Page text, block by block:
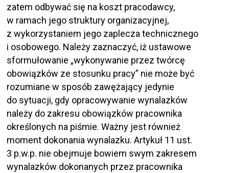
zatem odbywać się na koszt pracodawcy,
w ramach jego struktury organizacyjnej,
z wykorzystaniem jego zaplecza technicznego
i osobowego. Należy zaznaczyć, iż ustawowe
sformułowanie „wykonywanie przez twórcę
obowiązków ze stosunku pracy” nie może być
rozumiane w sposób zawężający jedynie
do sytuacji, gdy opracowywanie wynalazków
należy do zakresu obowiązków pracownika
określonych na piśmie. Ważny jest również
moment dokonania wynalazku. Artykuł 11 ust.
3 p.w.p. nie obejmuje bowiem swym zakresem
wynalazków dokonanych przez pracownika